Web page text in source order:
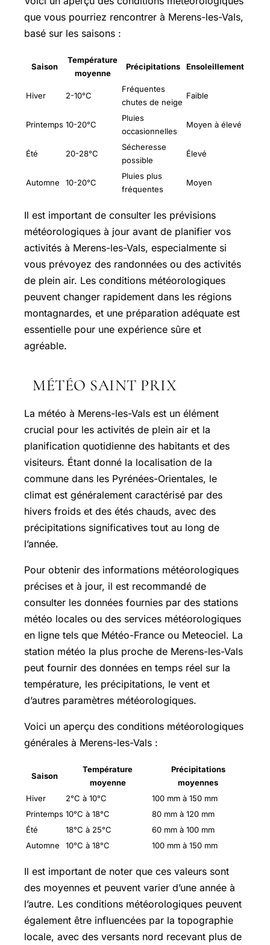
que vous pourriez rencontrer à Merens-les-Vals,
basé sur les saisons :
Saison
Température
moyenne
Précipitations Ensoleillement
Hiver 2-10°C
Fréquentes
chutes de neige
Faible
Printemps 10-20°C
Pluies
occasionnelles
Moyen à élevé
Été 20-28°C
Sécheresse
possible
Élevé
Automne 10-20°C
Pluies plus
fréquentes
Moyen
Il est important de consulter les prévisions
météorologiques à jour avant de planifier vos
activités à Merens-les-Vals, especialmente si
vous prévoyez des randonnées ou des activités
de plein air. Les conditions météorologiques
peuvent changer rapidement dans les régions
montagnardes, et une préparation adéquate est
essentielle pour une expérience sûre et
agréable.
MÉTÉO SAINT PRIX
La météo à Merens-les-Vals est un élément
crucial pour les activités de plein air et la
planification quotidienne des habitants et des
visiteurs. Étant donné la localisation de la
commune dans les Pyrénées-Orientales, le
climat est généralement caractérisé par des
hivers froids et des étés chauds, avec des
précipitations significatives tout au long de
l’année.
Pour obtenir des informations météorologiques
précises et à jour, il est recommandé de
consulter les données fournies par des stations
météo locales ou des services météorologiques
en ligne tels que Météo-France ou Meteociel. La
station météo la plus proche de Merens-les-Vals
peut fournir des données en temps réel sur la
température, les précipitations, le vent et
d’autres paramètres météorologiques.
Voici un aperçu des conditions météorologiques
générales à Merens-les-Vals :
Saison
Température
moyenne
Précipitations
moyennes
Hiver
2°C à 10°C
100 mm à 150 mm
Printemps 10°C à 18°C
80 mm à 120 mm
Été
18°C à 25°C
60 mm à 100 mm
Automne
10°C à 18°C 100 mm à 150 mm
Il est important de noter que ces valeurs sont
des moyennes et peuvent varier d’une année à
l’autre. Les conditions météorologiques peuvent
également être influencées par la topographie
locale, avec des versants nord recevant plus de